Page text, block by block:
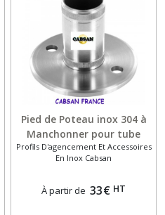
Pied de Poteau inox 304 à
Manchonner pour tube
diamètre 42.4 mm
Profils D'agencement Et Accessoires
En Inox Cabsan
À partir de 33€ HT